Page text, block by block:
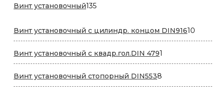
Винт установочный135135
Винт установочный с цилиндр. концом DIN91610
Винт установочный с квадр.гол.DIN 4791
товар
Винт установочный стопорный DIN5538
товаров